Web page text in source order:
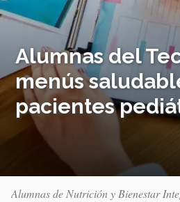
Alumnas del
menús
pacientes
Alumnas de Nutrición y Bienestar